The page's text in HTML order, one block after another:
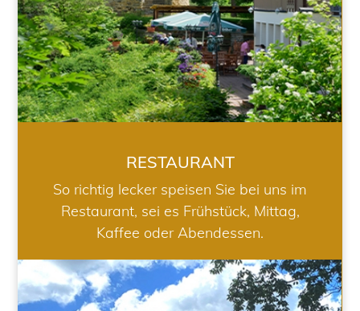
RESTAURANT
So richtig lecker speisen Sie bei uns im
Restaurant, sei es Frühstück, Mittag,
Kaffee oder Abendessen.